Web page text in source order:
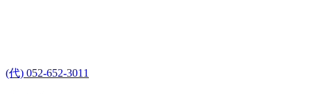
(代) 052-652-3011